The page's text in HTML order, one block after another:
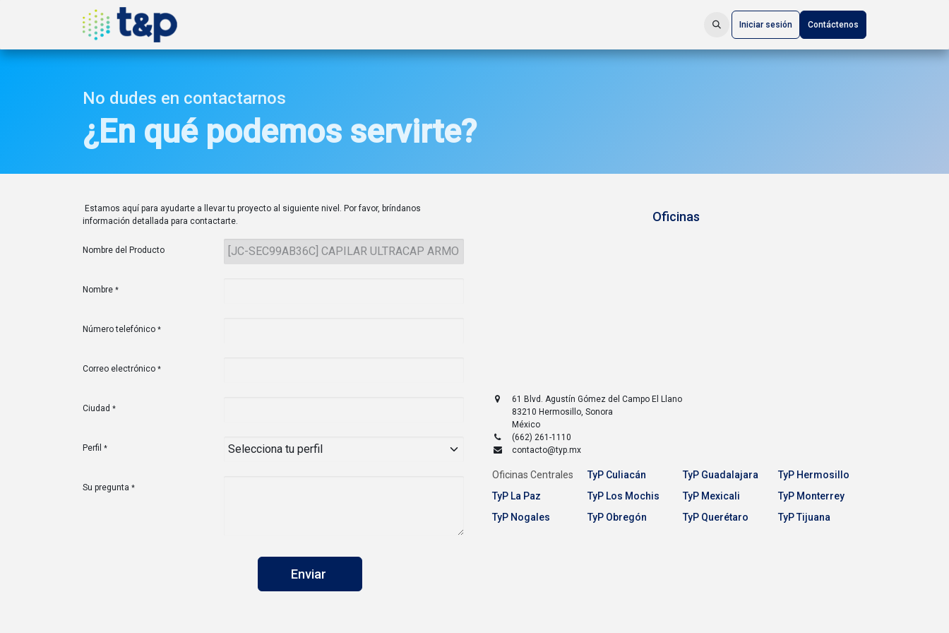
Iniciar sesión Contáctenos
No dudes en contactarnos
¿En qué podemos servirte?
Estamos aquí para ayudarte a llevar tu proyecto al siguiente nivel. Por favor, bríndanos
información detallada para contactarte.
Nombre del Producto
Nombre *
Número telefónico *
Correo electrónico *
Ciudad *
Perfil *
Su pregunta *
Enviar
Oficinas
61 Blvd. Agustín Gómez del Campo El Llano
83210 Hermosillo,Sonora
México
(662) 261-1110
contacto@typ.mx
Oficinas Centrales TyP Culiacán TyP Guadalajara
TyP Hermosillo
TyP La Paz
TyP Los Mochis TyP Mexicali
TyP Monterrey
TyP Nogales
TyP Obregón TyP Querétaro TyP Tijuana